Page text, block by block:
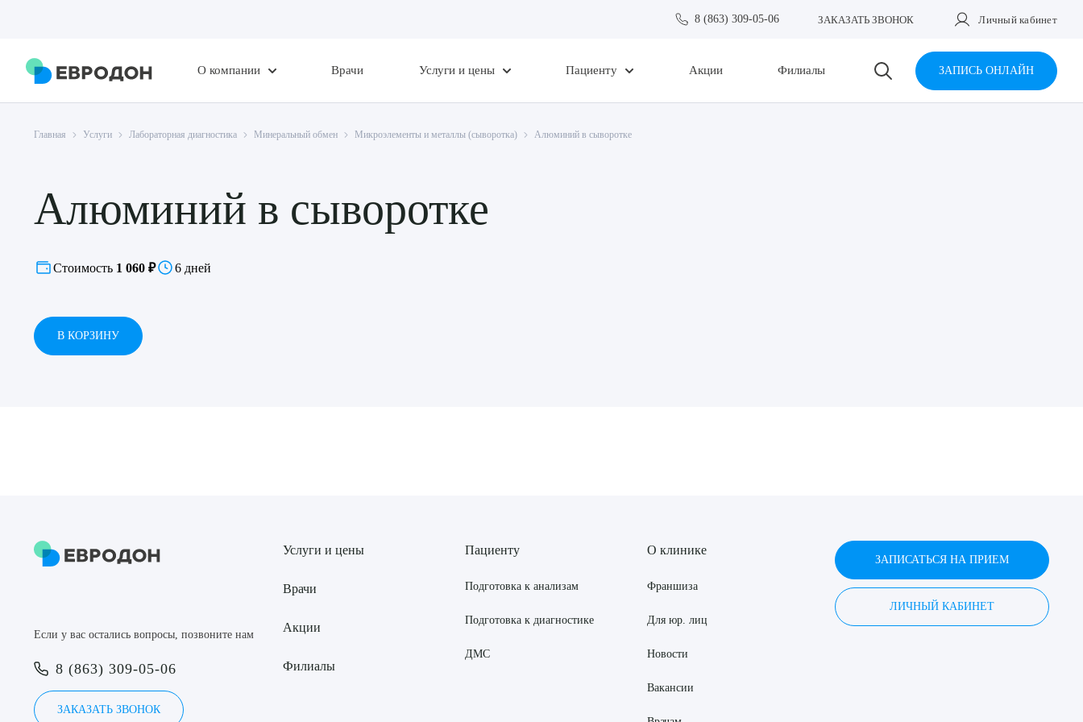
8 (863) 309-05-06 ЗАКАЗАТЬ ЗВОНОК Личный кабинет
О компании Врачи Услуги и цены Пациенту Акции Филиалы ЗАПИСЬ ОНЛАЙН
Главная Услуги Лабораторная диагностика Минеральный обмен Микроэлементы и металлы (сыворотка) Алюминий в сыворотке
Алюминий в сыворотке
Стоимость 1 060 ₽ 6 дней
В КОРЗИНУ
Если у вас остались вопросы, позвоните нам
8 (863) 309-05-06
ЗАКАЗАТЬ ЗВОНОК
Услуги и цены
Врачи
Акции
Филиалы
Пациенту
Подготовка к анализам
Подготовка к диагностике
ДМС
О клинике
Франшиза
Для юр. лиц
Новости
Вакансии
ЗАПИСАТЬСЯ НА ПРИЕМ
ЛИЧНЫЙ КАБИНЕТ